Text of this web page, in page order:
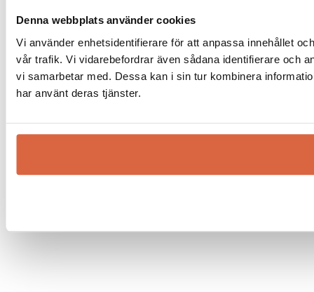
Denna webbplats använder cookies
Vi använder enhetsidentifierare för att anpassa innehållet
vår trafik. Vi vidarebefordrar även sådana identifierare och
vi samarbetar med. Dessa kan i sin tur kombinera
har använt deras tjänster.